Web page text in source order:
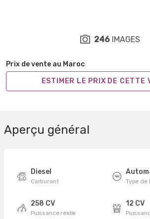
Prix de vente au Maroc
ESTIMER LE PRIX DE CETTE
246 IMAGES
Aperçu général
Diesel
Carburant Type de
258 CV
Puissance réelle
12 CV